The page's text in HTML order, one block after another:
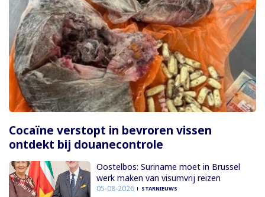
Cocaïne verstopt in bevroren vissen
ontdekt bij douanecontrole
Oostelbos: Suriname moet in Brussel
werk maken van visumvrij reizen
05-08-2026 STARNIEUWS